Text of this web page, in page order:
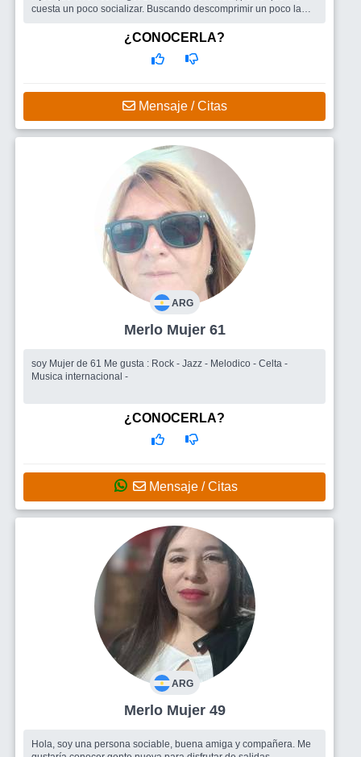
cuesta un poco socializar. Buscando descomprimir un poco la
Amigo/as para salir Hombres...
¿CONOCERLA?
Mensaje / Citas
ARG
Merlo Mujer 61
soy Mujer de 61 Me gusta : Rock - Jazz - Melodico - Celta -
Musica internacional -
¿CONOCERLA?
Mensaje / Citas
ARG
Merlo Mujer 49
Hola, soy una persona sociable, buena amiga y compañera. Me